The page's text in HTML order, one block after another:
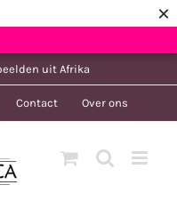
×
uit Afrika
Contact Over ons